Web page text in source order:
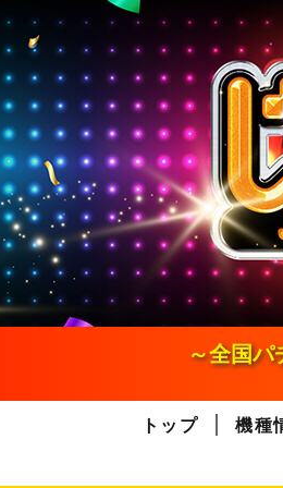
～全国
トップ 機種